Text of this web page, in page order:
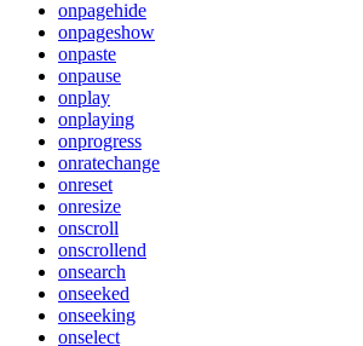
onpagehide
onpageshow
onpaste
onpause
onplay
onplaying
onprogress
onratechange
onreset
onresize
onscroll
onscrollend
onsearch
onseeked
onseeking
onselect